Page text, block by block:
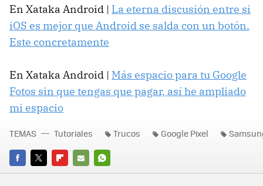
En Xataka Android | La eterna discusión entre si
iOS es mejor que Android se salda con un botón.
Este concretamente
En Xataka Android | Más espacio para tu Google
Fotos sin que tengas que pagar, así he ampliado
mi espacio
FACEBOOK
TWITTERFLIPBOARD
E-
WHATSAPP
TEMAS Tutoriales Trucos Google Pixel